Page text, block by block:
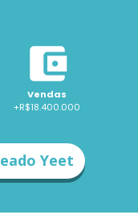
Vendas
+R$18.400.000
Yeet